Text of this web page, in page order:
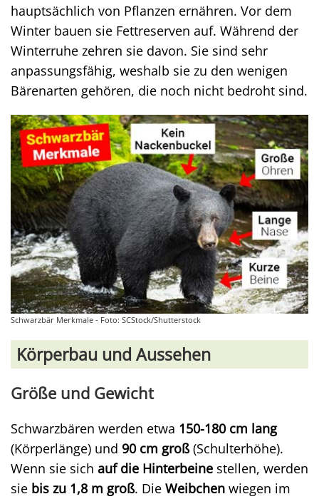
hauptsächlich von Pflanzen ernähren. Vor dem
Winter bauen sie Fettreserven auf. Während der
Winterruhe zehren sie davon. Sie sind sehr
anpassungsfähig, weshalb sie zu den wenigen
Bärenarten gehören, die noch nicht bedroht sind.
Schwarzbär Merkmale - Foto: SCStock/Shutterstock
Körperbau und Aussehen
Größe und Gewicht
Schwarzbären werden etwa 150-180 cm lang
(Körperlänge) und 90 cm groß(Schulterhöhe).
Wenn sie sich auf die Hinterbeine stellen, werden
sie bis zu 1,8 m groß. Die Weibchen wiegen im